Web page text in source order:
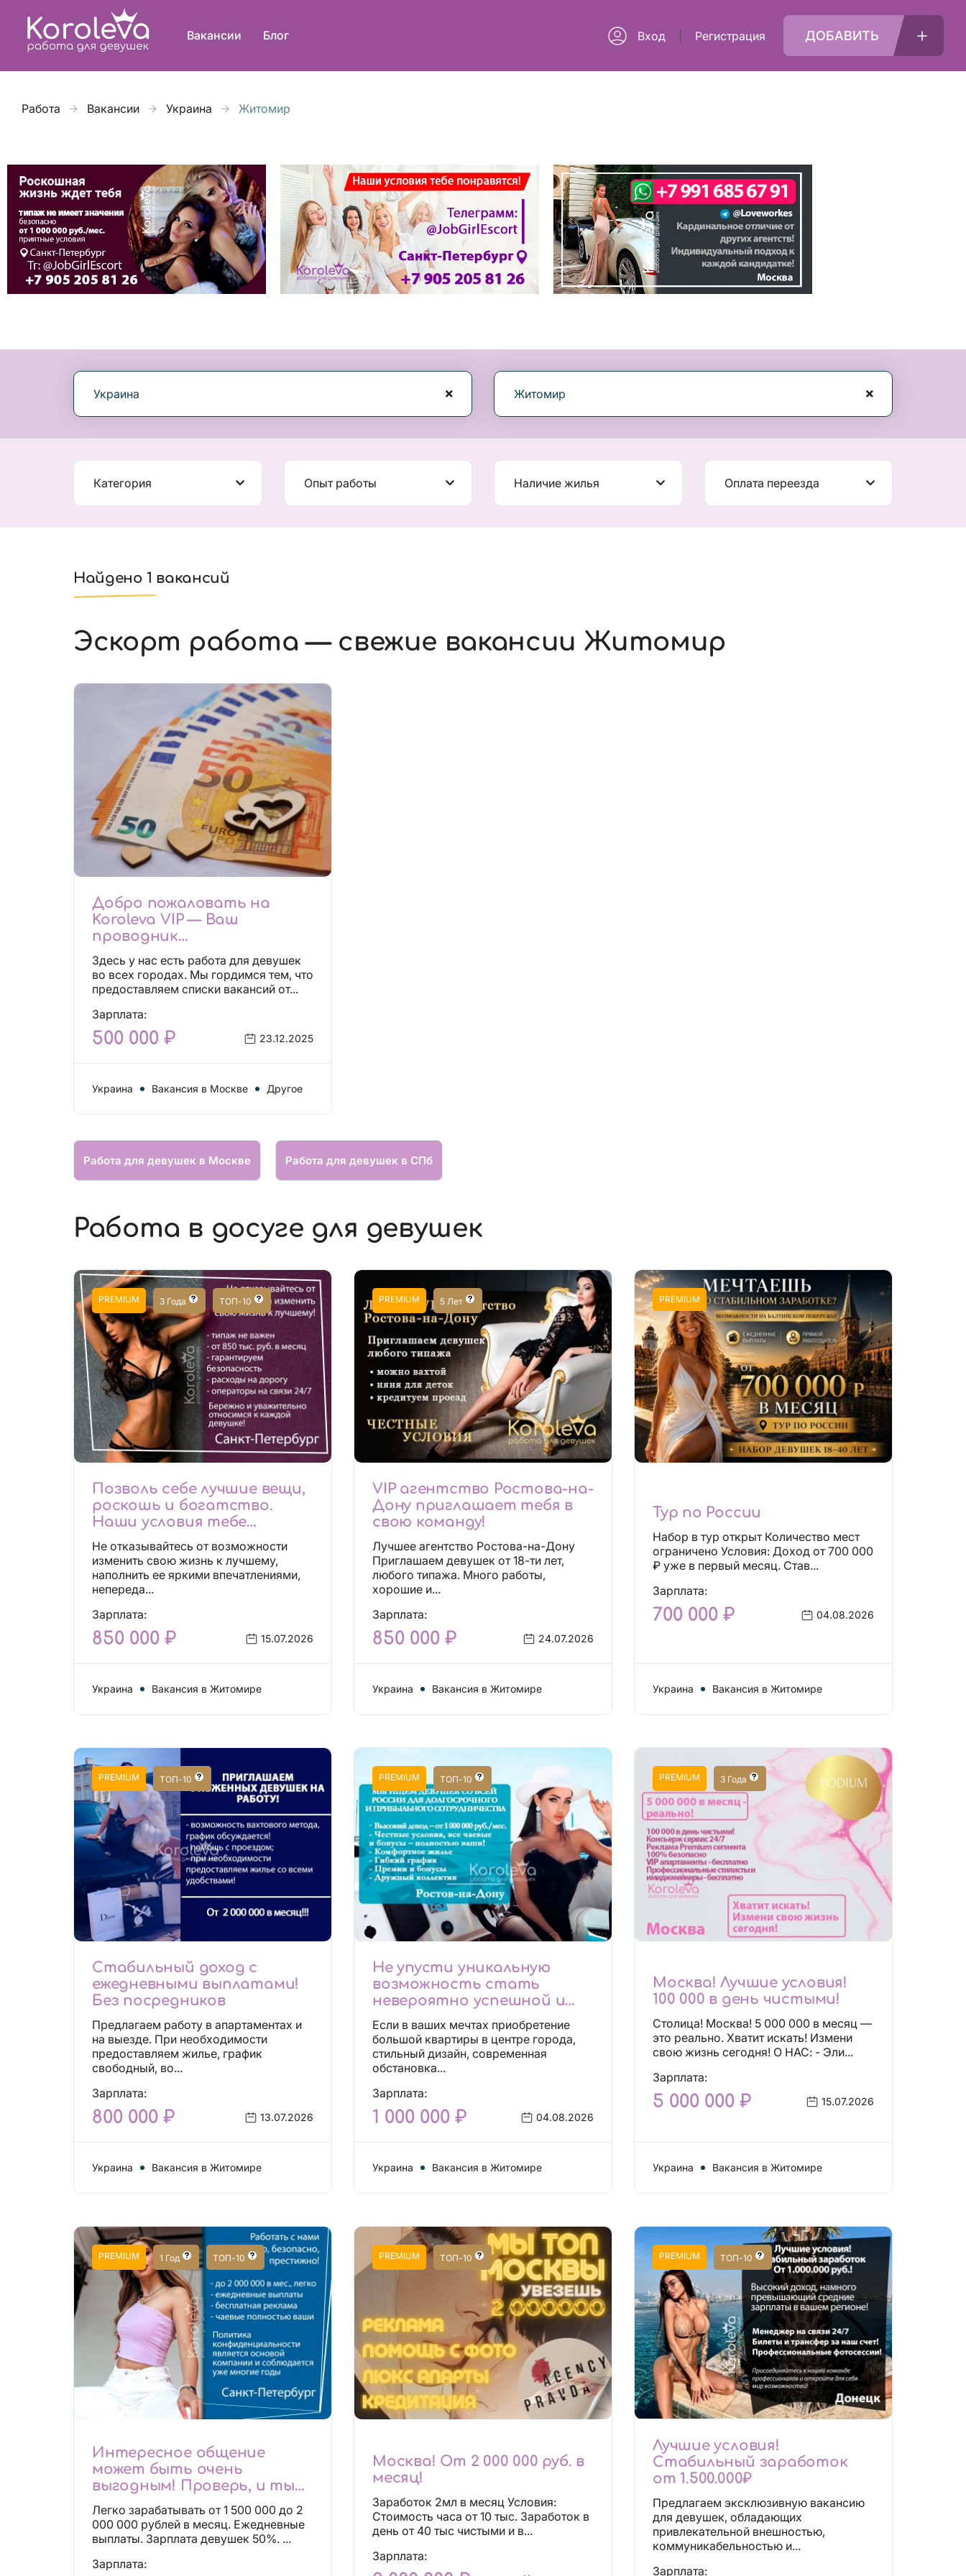
Вакансии Блог Вход Регистрация ДОБАВИТЬ
Работа Вакансии Украина Житомир
Украина Житомир
Категория Опыт работы Наличие жилья Оплата переезда
Найдено 1 вакансий
Эскорт работа — свежие вакансии Житомир
Добро пожаловать на
Koroleva VIP — Ваш
проводник
высокооплачиваемых
вакансий!
Здесь у нас есть работа для девушек
во всех городах. Мы гордимся тем, что
предоставляем списки вакансий от...
Зарплата:
500 000 ₽ 23.12.2025
Украина Вакансия в Москве Другое
Работа для девушек в Москве Работа для девушек в СПб
Работа в досуге для девушек
PREMIUM 3 Года ТОП-10
Позволь себе лучшие вещи,
роскошь и богатство.
Наши условия тебе
понравятся!
Действительно отличные
условия и поддержка!
Не отказывайтесь от возможности
изменить свою жизнь к лучшему,
наполнить ее яркими впечатлениями,
непереда...
Зарплата:
850 000 ₽ 15.07.2026
Украина Вакансия в Житомире
PREMIUM 5 Лет
VIP агентство Ростова-на-
Дону приглашает тебя в
свою команду!
Лучшее агентство Ростова-на-Дону
Приглашаем девушек от 18-ти лет,
любого типажа. Много работы,
хорошие и...
Зарплата:
850 000 ₽ 24.07.2026
Украина Вакансия в Житомире
PREMIUM
Тур по России
Набор в тур открыт Количество мест
ограничено Условия: Доход от 700 000
₽ уже в первый месяц. Став...
Зарплата:
700 000 ₽ 04.08.2026
Украина Вакансия в Житомире
PREMIUM ТОП-10
Стабильный доход с
ежедневными выплатами!
Без посредников
Предлагаем работу в апартаментах и
на выезде. При необходимости
предоставляем жилье, график
свободный, во...
Зарплата:
800 000 ₽ 13.07.2026
Украина Вакансия в Житомире
PREMIUM ТОП-10
Не упусти уникальную
возможность стать
невероятно успешной и
независимой!
Если в ваших мечтах приобретение
большой квартиры в центре города,
стильный дизайн, современная
обстановка...
Зарплата:
1 000 000 ₽ 04.08.2026
Украина Вакансия в Житомире
PREMIUM 3 Года
Москва! Лучшие условия!
100 000 в день чистыми!
Столица! Москва! 5 000 000 в месяц —
это реально. Хватит искать! Измени
свою жизнь сегодня! О НАС: - Эли...
Зарплата:
5 000 000 ₽ 15.07.2026
Украина Вакансия в Житомире
PREMIUM 1 Год ТОП-10
Интересное общение
может быть очень
выгодным! Проверь, и ты
не пожалеешь! 2 000 000₽
Легко зарабатывать от 1 500 000 до 2
000 000 рублей в месяц. Ежедневные
выплаты. Зарплата девушек 50%. ...
Зарплата:
PREMIUM ТОП-10
Москва! От 2 000 000 руб. в
месяц!
Заработок 2мл в месяц Условия:
Стоимость часа от 10 тыс. Заработок в
день от 40 тыс чистыми и в...
Зарплата:
PREMIUM ТОП-10
Лучшие условия!
Стабильный заработок
от 1.500.000₽
Предлагаем эксклюзивную вакансию
для девушек, обладающих
привлекательной внешностью,
коммуникабельностью и...
Зарплата: